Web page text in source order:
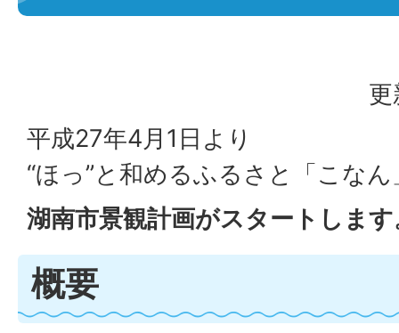
平成27年4月1日より
“ほっ”と和めるふるさと「こな
湖南市景観計画がスタートします
概要